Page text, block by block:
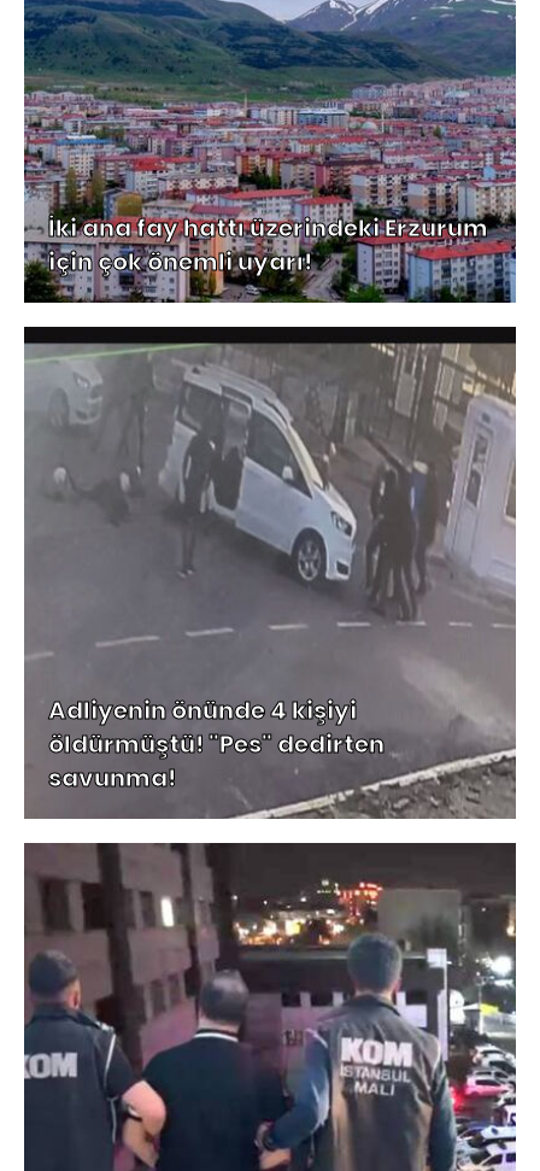
İki ana fay hattı üzerindeki Erzurum
için çok önemli uyarı!
Adliyenin önünde 4 kişiyi
öldürmüştü! "Pes" dedirten
savunma!